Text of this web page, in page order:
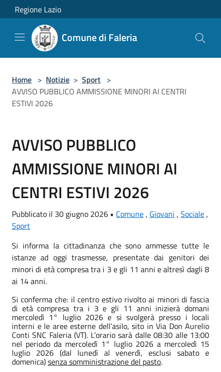
Salta al contenuto principale
Regione Lazio
Comune di Faleria
Home > Notizie > Sport >
AVVISO PUBBLICO AMMISSIONE MINORI AI CENTRI
ESTIVI 2026
AVVISO PUBBLICO
AMMISSIONE MINORI AI
CENTRI ESTIVI 2026
Pubblicato il 30 giugno 2026 • Comune, Giovani , Sociale,
Sport
Si informa la cittadinanza che sono ammesse tutte le
istanze ad oggi trasmesse, presentate dai genitori dei
minori di età compresa tra i 3 e gli 11 anni e altresì dagli 8
ai 14 anni.
Si conferma che: il centro estivo rivolto ai minori di fascia
di età compresa tra i 3 e gli 11 anni inizierà domani
mercoledì 1° luglio 2026 e si svolgerà presso i locali
interni e le aree esterne dell’asilo, sito in Via Don Aurelio
Conti SNC Faleria (VT). L’orario sarà dalle 08:30 alle 13:00
nel periodo da mercoledì 1° luglio 2026 a mercoledì 15
luglio 2026 (dal lunedì al venerdì, esclusi sabato e
domenica)senza somministrazione del pasto.